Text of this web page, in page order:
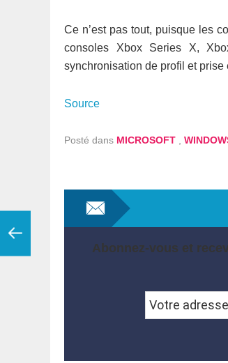
Ce n’est pas tout, puisque les
consoles Xbox Series X,
synchronisation de profil et
Source
Posté dans MICROSOFT
Abonnez-vous et